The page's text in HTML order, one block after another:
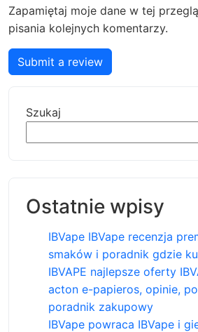
Zapamiętaj moje dane w tej
pisania kolejnych komentarzy.
Submit a review
Szukaj
Ostatnie wpisy
IBVape IBVape recenzja
smaków i poradnik gdzie
IBVAPE najlepsze oferty
acton e-papieros, opinie,
poradnik zakupowy
IBVape powraca IBVape i